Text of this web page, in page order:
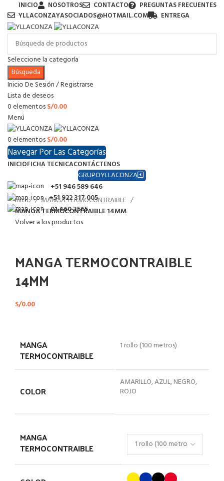
INICIO NOSOTROS CONTACTO
PREGUNTAS FRECUENTES
YLLACONZAYASOCIADOS@HOTMAIL.COM
ENTREGA
Seleccione la categoría
Búsqueda
Inicio De Sesión / Registrarse
Lista de deseos
0elementosS/0.00
Menú
0elementosS/0.00
Navegar Por Las Categorías
INICIOFICHA TECNICACONTÁCTENOS
GRUPOYLLACONZA
+51 946 589 646
+51 922 317 005
01 460 3565
Inicio
MANGA TERMOCONTRAIBLE
MANGA TERMOCONTRAIBLE 14MM
Volver a los productos
MANGA TERMOCONTRAIBLE
14MM
S/0.00
MANGA
TERMOCONTRAIBLE
1 rollo (100 metros)
COLOR
AMARILLO, AZUL, NEGRO,
ROJO
MANGA
TERMOCONTRAIBLE